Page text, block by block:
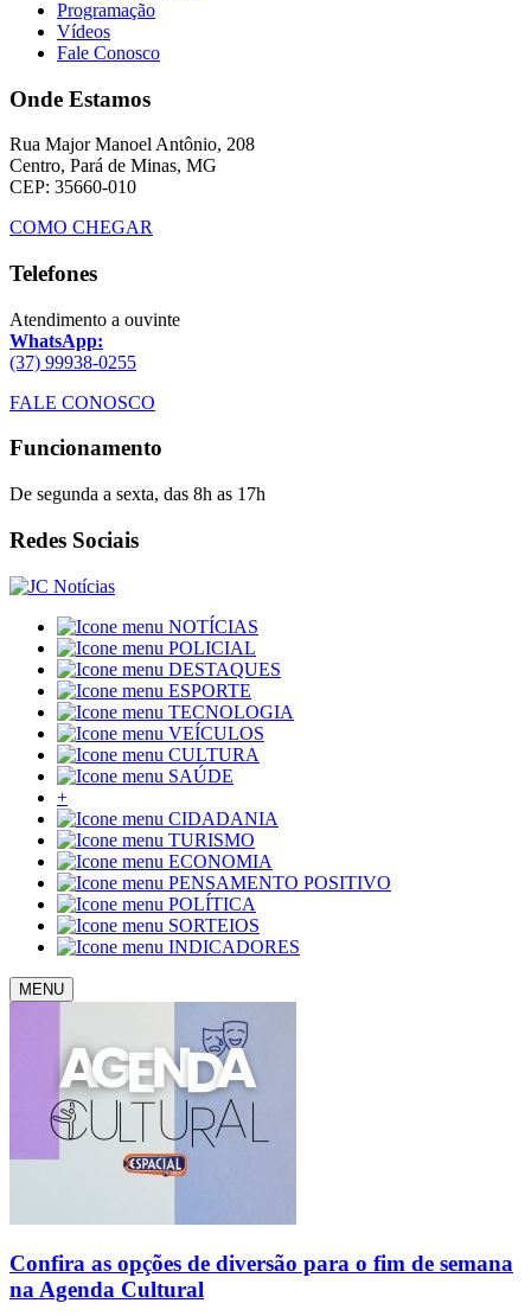
Programação
Vídeos
Fale Conosco
Onde Estamos
Rua Major Manoel Antônio, 208
Centro, Pará de Minas, MG
CEP: 35660-010
COMO CHEGAR
Telefones
Atendimento a ouvinte
WhatsApp:
(37) 99938-0255
FALE CONOSCO
Funcionamento
De segunda a sexta, das 8h as 17h
Redes Sociais
NOTÍCIAS
POLICIAL
DESTAQUES
ESPORTE
TECNOLOGIA
VEÍCULOS
CULTURA
SAÚDE
+
CIDADANIA
TURISMO
ECONOMIA
PENSAMENTO POSITIVO
POLÍTICA
SORTEIOS
INDICADORES
MENU
Confira as opções de diversão para o fim de semana
na Agenda Cultural